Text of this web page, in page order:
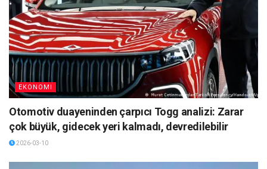
EKONOMI
Otomotiv duayeninden çarpıcı Togg analizi: Zarar
çok büyük, gidecek yeri kalmadı, devredilebilir
2026-03-10